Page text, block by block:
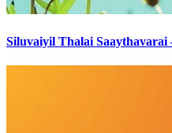
Siluvaiyil Thalai